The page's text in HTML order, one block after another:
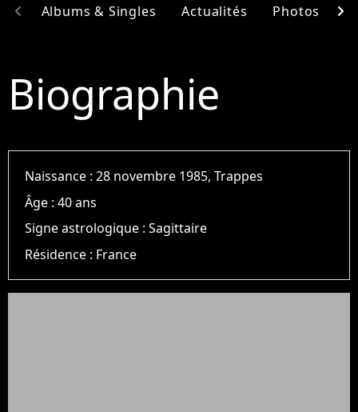
Albums & Singles Actualités Photos
chevron_left chevron_right
Biographie
Naissance :28 novembre 1985, Trappes
Âge :40 ans
Signe astrologique :Sagittaire
Résidence : France